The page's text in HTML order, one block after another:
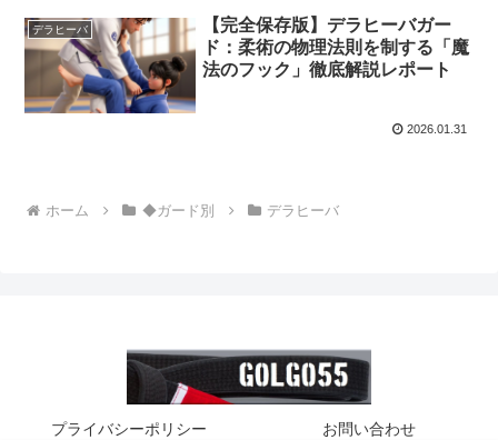
デラヒーバ
【完全保存版】デラヒーバガー
ド：柔術の物理法則を制する「魔
法のフック」徹底解説レポート
2026.01.31
ホーム ◆ガード別 デラヒーバ
プライバシーポリシー お問い合わせ